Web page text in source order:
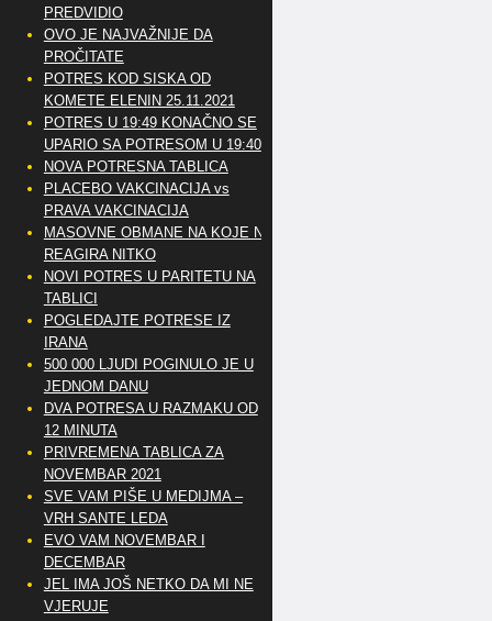
PREDVIDIO
OVO JE NAJVAŽNIJE DA
PROČITATE
POTRES KOD SISKA OD
KOMETE ELENIN 25.11.2021
POTRES U 19:49 KONAČNO SE
UPARIO SA POTRESOM U 19:40
NOVA POTRESNA TABLICA
PLACEBO VAKCINACIJA vs
PRAVA VAKCINACIJA
MASOVNE OBMANE NA KOJE NE
REAGIRA NITKO
NOVI POTRES U PARITETU NA
TABLICI
POGLEDAJTE POTRESE IZ
IRANA
500 000 LJUDI POGINULO JE U
JEDNOM DANU
DVA POTRESA U RAZMAKU OD
12 MINUTA
PRIVREMENA TABLICA ZA
NOVEMBAR 2021
SVE VAM PIŠE U MEDIJMA –
VRH SANTE LEDA
EVO VAM NOVEMBAR I
DECEMBAR
JEL IMA JOŠ NETKO DA MI NE
VJERUJE